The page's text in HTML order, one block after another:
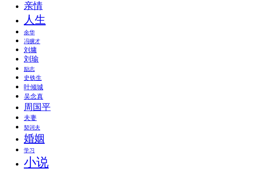
亲情
人生
余华
冯骥才
刘墉
刘瑜
励志
史铁生
叶倾城
吴念真
周国平
夫妻
契诃夫
婚姻
学习
小说